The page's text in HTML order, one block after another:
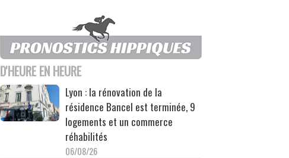
D'HEURE EN HEURE
Lyon : la rénovation de la
résidence Bancel est terminée, 9
logements et un commerce
réhabilités
06/08/26